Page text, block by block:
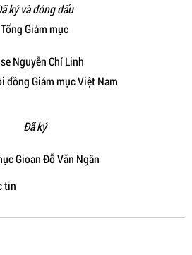
ký và đóng dấu
Tổng Giám mục
Nguyễn Chí Linh
đồng Giám mục Việt Nam
Đã ký
Gioan Đỗ Văn Ngân
tin